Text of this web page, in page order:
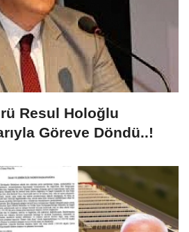
Resul Holoğlu
Göreve Döndü..!